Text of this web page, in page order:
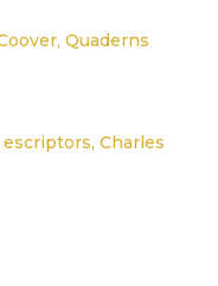
Quaderns
Charles